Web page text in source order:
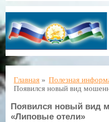
Главная » Полезная
Появился новый вид
Появился новый вид
«Липовые отели»